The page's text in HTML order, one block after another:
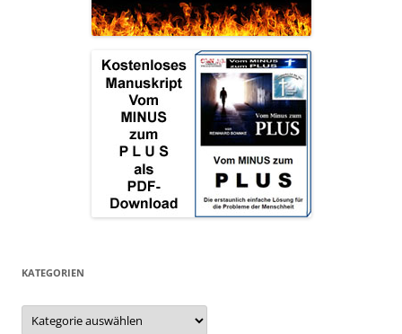
KATEGORIEN
Kategorien